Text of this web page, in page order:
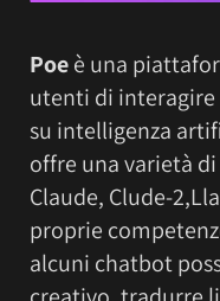
Poeè una
utenti di
su intelligenza
offre una varietà di
Claude, Clude-
proprie
alcuni chatbot